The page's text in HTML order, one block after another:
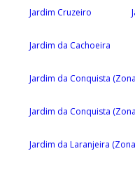
Jardim Cruzeiro
Jardim da Cachoeira
Jardim da Conquista
Jardim da Conquista
Jardim da Laranjeira